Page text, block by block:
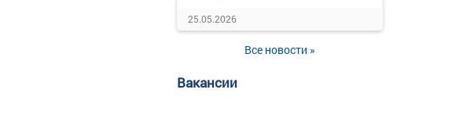
25.05.2026
Все новости »
Вакансии